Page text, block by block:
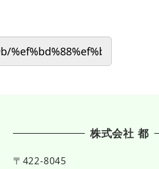
株式会社 都
〒422-8045